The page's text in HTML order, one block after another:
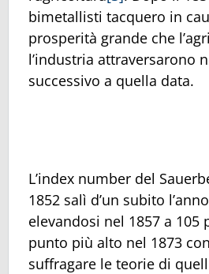
bimetallisti tacquero in
prosperità grande che
l’industria attraversarono
successivo a quella data.
L’index number del
1852 salì d’un subito
elevandosi nel 1857 a 105
punto più alto nel 1873
suffragare le teorie di